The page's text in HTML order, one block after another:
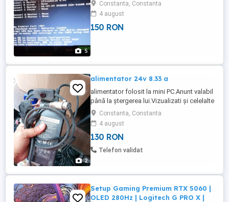
5
PC cu I5 la 700 lei .
Constanta, Constanta
4 august
150 RON
2
alimentator 24v 8.33 a
alimentator folosit la mini PC.Anunt valabil
până la ștergerea lui.Vizualizati și celelalte
anunțuri ale mele.Multumesc
Constanta, Constanta
4 august
130 RON
Telefon validat
Setup Gaming Premium RTX 5060 |
OLED 280Hz | Logitech G PRO X |